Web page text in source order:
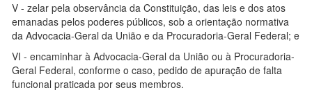
V - zelar pela observância da Constituição, das leis e dos atos
emanadas pelos poderes públicos, sob a orientação normativa
da Advocacia-Geral da União e da Procuradoria-Geral Federal; e
VI - encaminhar à Advocacia-Geral da União ou à Procuradoria-
Geral Federal, conforme o caso, pedido de apuração de falta
funcional praticada por seus membros.